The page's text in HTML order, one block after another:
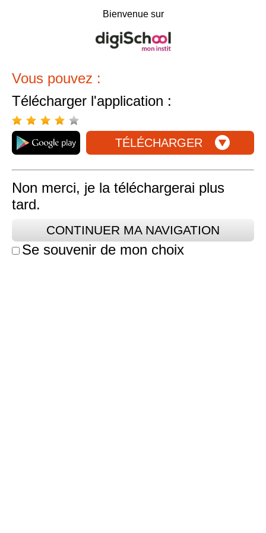
Bienvenue sur
Vous pouvez :
Télécharger l'application :
TÉLÉCHARGER
Non merci, je la téléchargerai plus
tard.
CONTINUER MA NAVIGATION
Se souvenir de mon choix